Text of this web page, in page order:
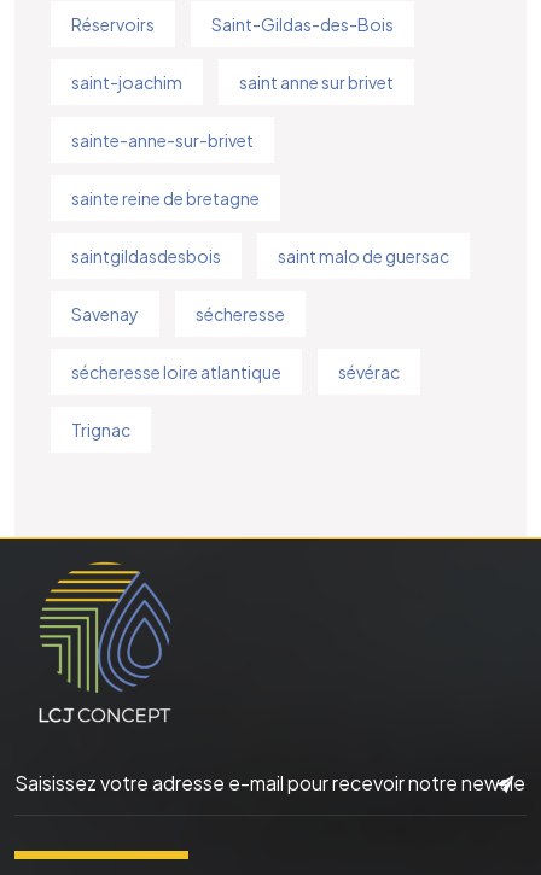
Réservoirs Saint-Gildas-des-Bois
saint-joachim saint anne sur brivet
sainte-anne-sur-brivet
sainte reine de bretagne
saintgildasdesbois saint malo de guersac
Savenay sécheresse
sécheresse loire atlantique sévérac
Trignac
▬▬▬▬▬▬